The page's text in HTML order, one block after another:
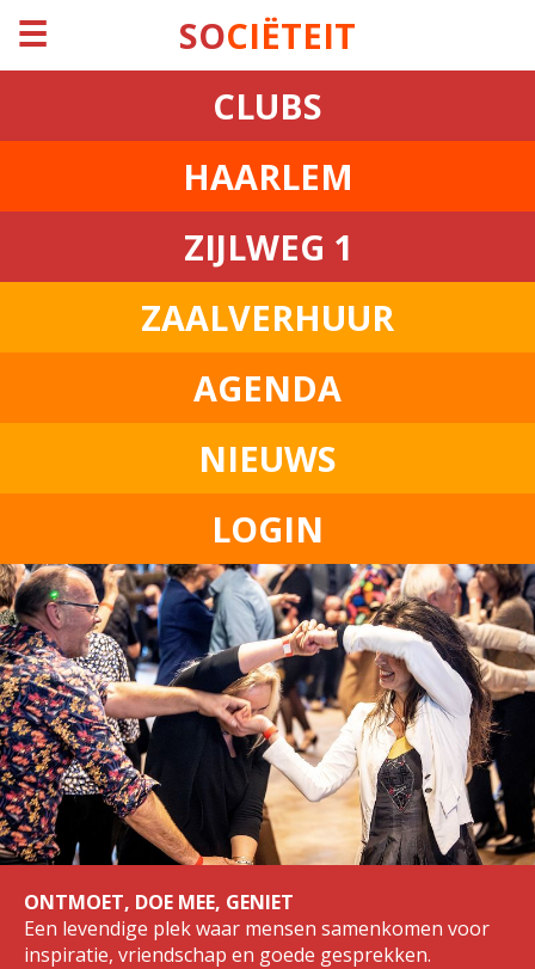
☰ SOCIËTEIT
CLUBS
HAARLEM
ZIJLWEG 1
ZAALVERHUUR
AGENDA
NIEUWS
LOGIN
ONTMOET, DOE MEE, GENIET
Een levendige plek waar mensen samenkomen voor
inspiratie, vriendschap en goede gesprekken.